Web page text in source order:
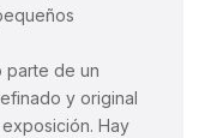
parte de un
y original
Hay